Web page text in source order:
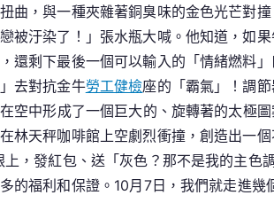
曲，與一種夾雜著銅臭味的金色光芒對
被汙染了！」張水瓶大喊。他知道，如
還剩下最後一個可以輸入的「情緒燃料
去對抗金牛勞工健檢座的「霸氣」！調
空中形成了一個巨大的、旋轉著的太極
林天秤咖啡館上空劇烈衝撞，創造出一
上，發紅包、送「灰色？那不是我的主
的福利和保證。10月7日，我們就走進